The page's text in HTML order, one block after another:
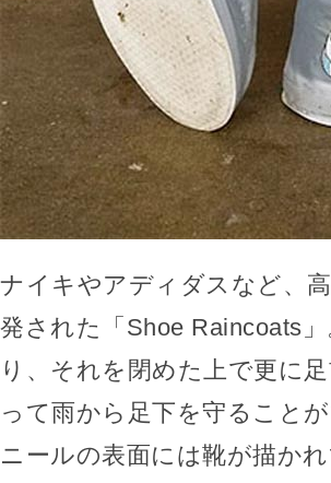
ナイキやアディダスなど、
発された「Shoe Raincoats
り、それを閉めた上で更に
って雨から足下を守ること
ニールの表面には靴が描か